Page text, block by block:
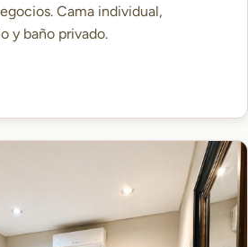
Cama individual,
y baño privado.